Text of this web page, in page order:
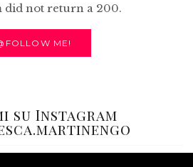
did not return a 200.
ME!
su Instagram